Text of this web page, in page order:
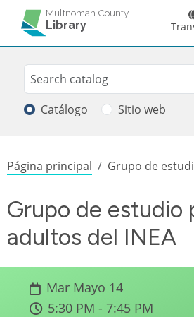
Pasar al contenido principal
Multnomah County
Library
Search
Buscar
Catálogo Sitio web
Sobrescribir enlaces
Página principal Grupo de
Grupo de estudio
adultos del INEA
Mar Mayo 14
5:30 PM - 7:45 PM